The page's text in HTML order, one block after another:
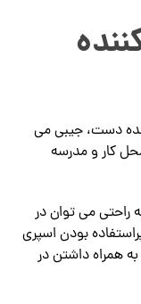
دست، جیبی می
کار و مدرسه
راحتی می توان در
بودن اسپری
همراه داشتن در